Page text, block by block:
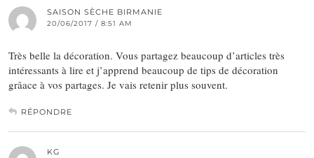
SAISON SÈCHE BIRMANIE
20/06/2017 / 8:51 AM
Très belle la décoration. Vous partagez beaucoup d’articles très
intéressants à lire et j’apprend beaucoup de tips de décoration
grâace à vos partages. Je vais retenir plus souvent.
RÉPONDRE
KG